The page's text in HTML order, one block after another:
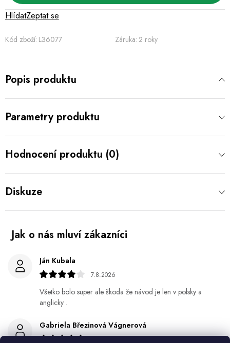
Kód zboží: L36077 Záruka: 2 roky
Zeptat se
Hlídat
Popis produktu
Parametry produktu
Hodnocení produktu (0)
Diskuze
Ján Kubala
7.8.2026
Všetko bolo super ale škoda že návod je len v polsky a
anglicky .
Gabriela Březinová Vágnerová